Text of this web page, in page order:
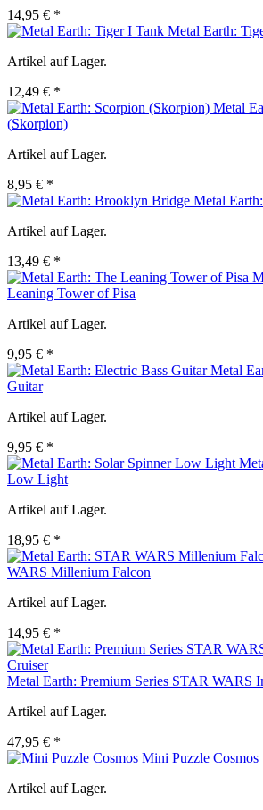
14,95 € *
Metal Earth:
Artikel auf Lager.
12,49 € *
Metal
(Skorpion)
Artikel auf Lager.
8,95 € *
Metal
Artikel auf Lager.
13,49 € *
Leaning Tower of Pisa
Artikel auf Lager.
9,95 € *
Metal
Guitar
Artikel auf Lager.
9,95 € *
Low Light
Artikel auf Lager.
18,95 € *
WARS Millenium Falcon
Artikel auf Lager.
14,95 € *
Metal Earth: Premium Series STAR WARS
Artikel auf Lager.
47,95 € *
Mini Puzzle Cosmos
Artikel auf Lager.